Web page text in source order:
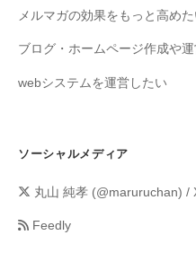
メルマガの効果をもっと高めた
ブログ・ホームページ作成や
webシステムを運営したい
ソーシャルメディア
丸山 純孝 (@maruruchan) /
Feedly